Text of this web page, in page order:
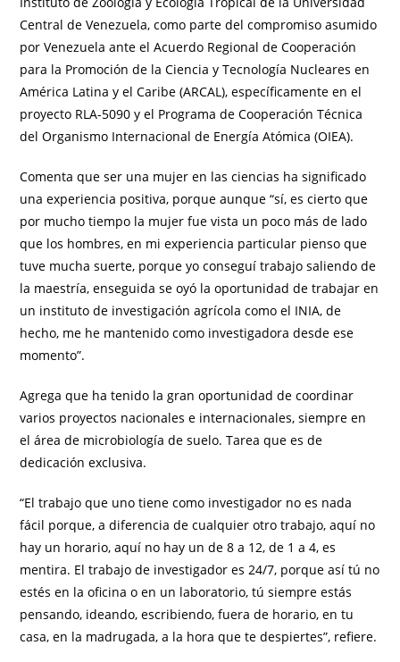
Central de Venezuela, como parte del compromiso asumido
por Venezuela ante el Acuerdo Regional de Cooperación
para la Promoción de la Ciencia y Tecnología Nucleares en
América Latina y el Caribe (ARCAL), específicamente en el
proyecto RLA-5090 y el Programa de Cooperación Técnica
del Organismo Internacional de Energía Atómica (OIEA).
Comenta que ser una mujer en las ciencias ha significado
una experiencia positiva, porque aunque “sí, es cierto que
por mucho tiempo la mujer fue vista un poco más de lado
que los hombres, en mi experiencia particular pienso que
tuve mucha suerte, porque yo conseguí trabajo saliendo de
la maestría, enseguida se oyó la oportunidad de trabajar en
un instituto de investigación agrícola como el INIA, de
hecho, me he mantenido como investigadora desde ese
momento”.
Agrega que ha tenido la gran oportunidad de coordinar
varios proyectos nacionales e internacionales, siempre en
el área de microbiología de suelo. Tarea que es de
dedicación exclusiva.
“El trabajo que uno tiene como investigador no es nada
fácil porque, a diferencia de cualquier otro trabajo, aquí no
hay un horario, aquí no hay un de 8 a 12, de 1 a 4, es
mentira. El trabajo de investigador es 24/7, porque así tú no
estés en la oficina o en un laboratorio, tú siempre estás
pensando, ideando, escribiendo, fuera de horario, en tu
casa, en la madrugada, a la hora que te despiertes”, refiere.